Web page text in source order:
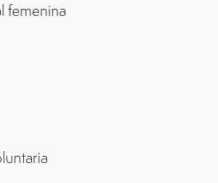
femenina